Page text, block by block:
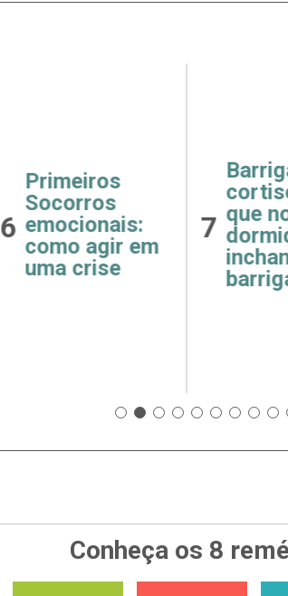
Barriga de
cortisol: por
que noites mal
dormidas
incham a
barriga
Receitas
fáceis e
para o
manhã
Conheça os 8